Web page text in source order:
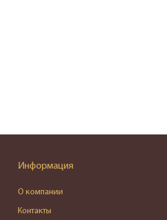
Информация
О компании
Контакты